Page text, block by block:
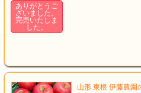
ありがとうご
ざいました。
完売いたしま
した。
山形 東根 伊藤農